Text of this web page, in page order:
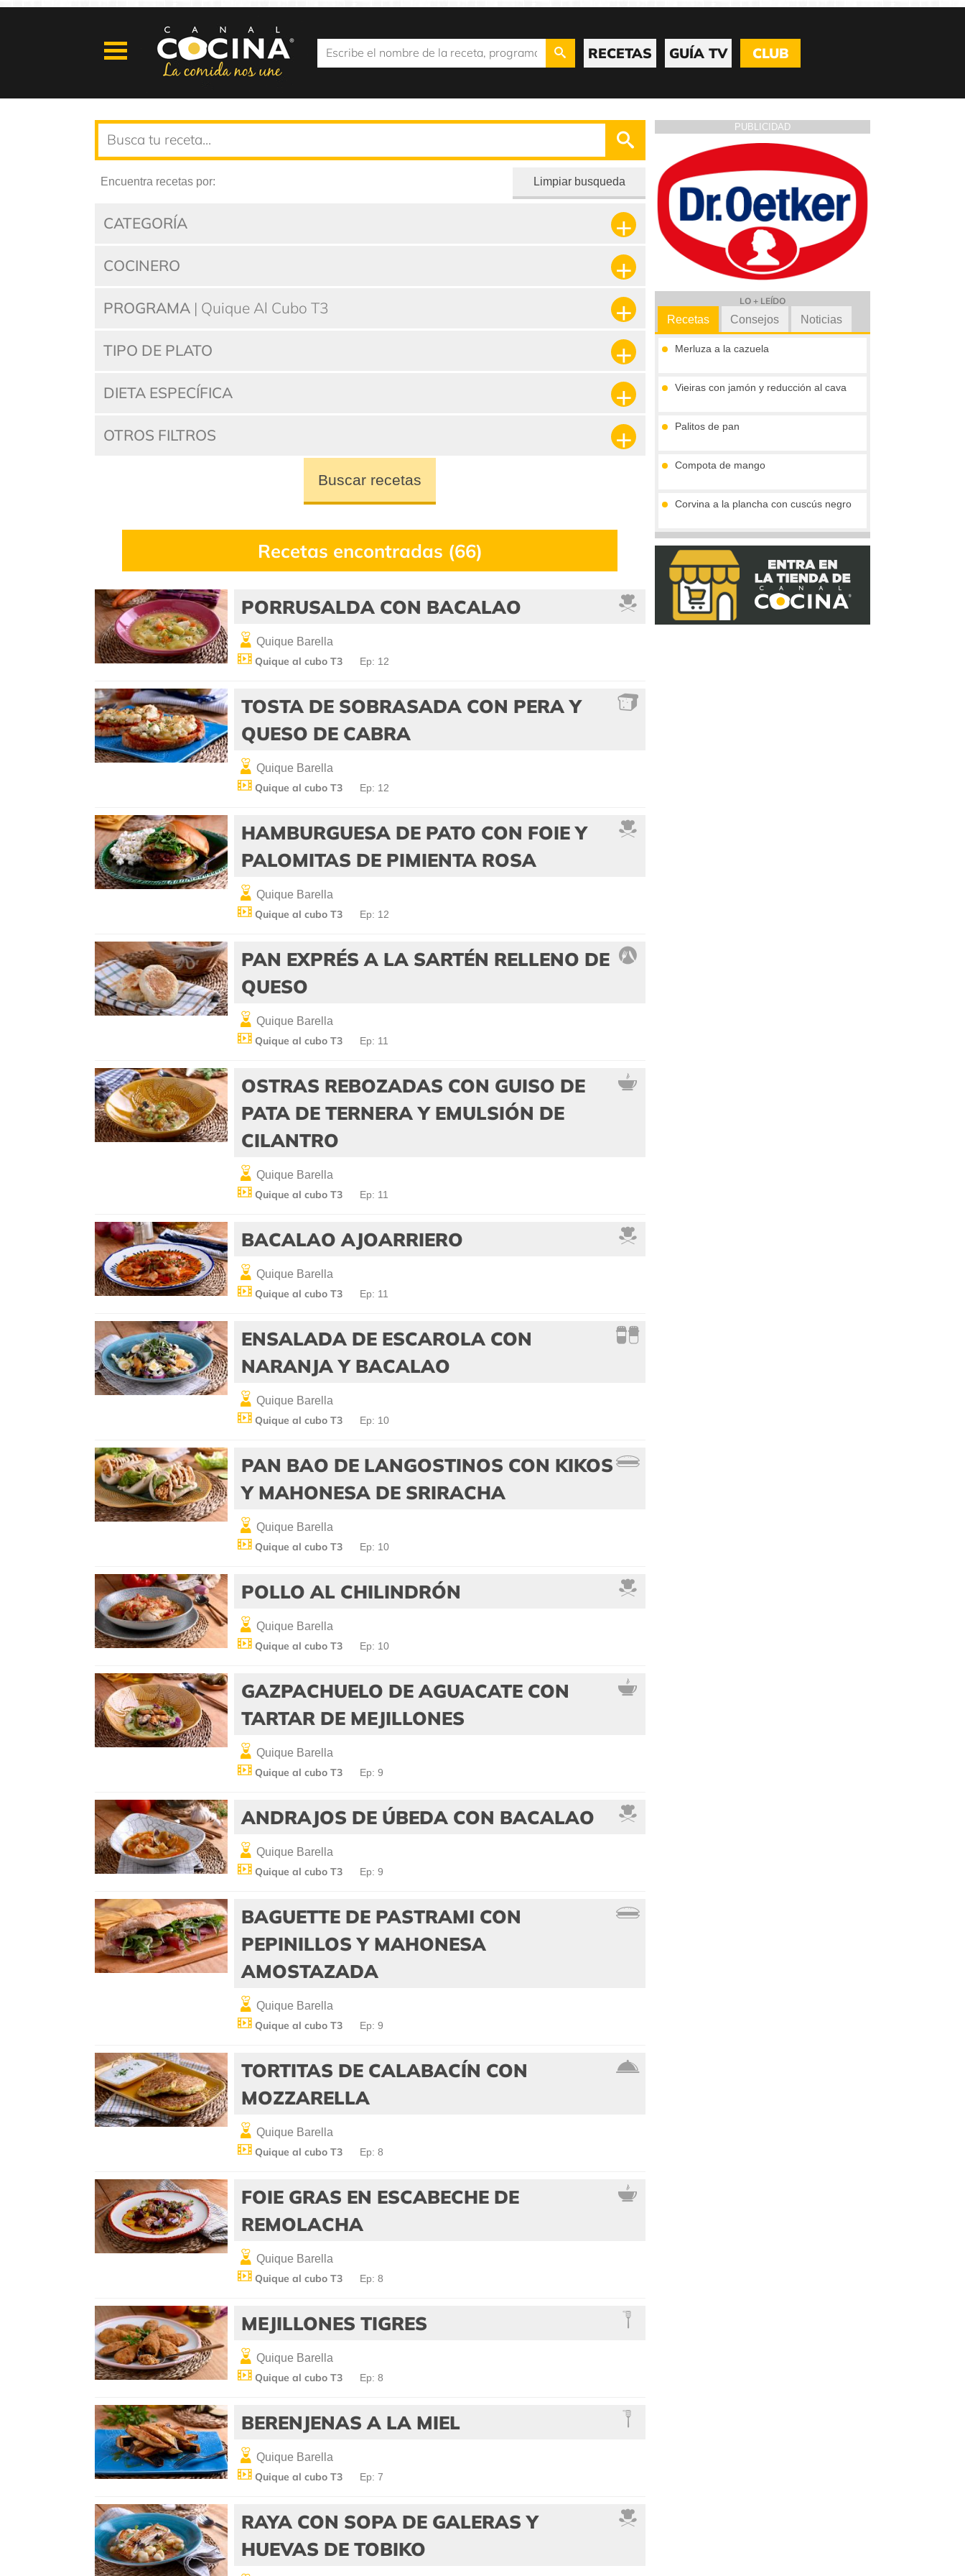
RECETAS GUÍA TV CLUB
Encuentra recetas por: Limpiar busqueda
CATEGORÍA
COCINERO
PROGRAMA | Quique Al Cubo T3
TIPO DE PLATO
DIETA ESPECÍFICA
OTROS FILTROS
Buscar recetas
Recetas encontradas (66)
PORRUSALDA CON BACALAO
Quique Barella
Quique al cubo T3 Ep: 12
TOSTA DE SOBRASADA CON PERA Y
QUESO DE CABRA
Quique Barella
Quique al cubo T3 Ep: 12
HAMBURGUESA DE PATO CON FOIE Y
PALOMITAS DE PIMIENTA ROSA
Quique Barella
Quique al cubo T3 Ep: 12
PAN EXPRÉS A LA SARTÉN RELLENO DE
QUESO
Quique Barella
Quique al cubo T3 Ep: 11
OSTRAS REBOZADAS CON GUISO DE
PATA DE TERNERA Y EMULSIÓN DE
CILANTRO
Quique Barella
Quique al cubo T3 Ep: 11
BACALAO AJOARRIERO
Quique Barella
Quique al cubo T3 Ep: 11
ENSALADA DE ESCAROLA CON
NARANJA Y BACALAO
Quique Barella
Quique al cubo T3 Ep: 10
PAN BAO DE LANGOSTINOS CON KIKOS
Y MAHONESA DE SRIRACHA
Quique Barella
Quique al cubo T3 Ep: 10
POLLO AL CHILINDRÓN
Quique Barella
Quique al cubo T3 Ep: 10
GAZPACHUELO DE AGUACATE CON
TARTAR DE MEJILLONES
Quique Barella
Quique al cubo T3 Ep: 9
ANDRAJOS DE ÚBEDA CON BACALAO
Quique Barella
Quique al cubo T3 Ep: 9
BAGUETTE DE PASTRAMI CON
PEPINILLOS Y MAHONESA
AMOSTAZADA
Quique Barella
Quique al cubo T3 Ep: 9
TORTITAS DE CALABACÍN CON
MOZZARELLA
Quique Barella
Quique al cubo T3 Ep: 8
FOIE GRAS EN ESCABECHE DE
REMOLACHA
Quique Barella
Quique al cubo T3 Ep: 8
MEJILLONES TIGRES
Quique Barella
Quique al cubo T3 Ep: 8
BERENJENAS A LA MIEL
Quique Barella
Quique al cubo T3 Ep: 7
RAYA CON SOPA DE GALERAS Y
HUEVAS DE TOBIKO
PUBLICIDAD
LO + LEÍDO
Recetas
Merluza a la cazuela
Vieiras con jamón y reducción al cava
Palitos de pan
Compota de mango
Corvina a la plancha con cuscús negro
Tronco de chocolate y turrón (sin gluten)
Consejos Noticias